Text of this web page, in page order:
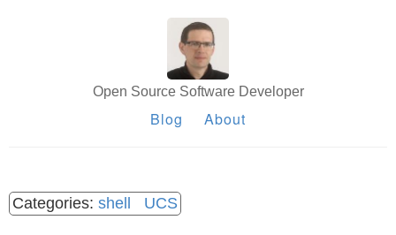
Open Source Software Developer
Blog About
shell UCS